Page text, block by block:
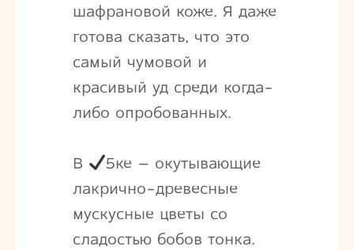
шафрановой коже. Я даже
готова сказать, что это
самый чумовой и
красивый уд среди когда-
либо опробованных.
В
5ке – окутывающие
лакрично-древесные
мускусные цветы со
сладостью бобов тонка.